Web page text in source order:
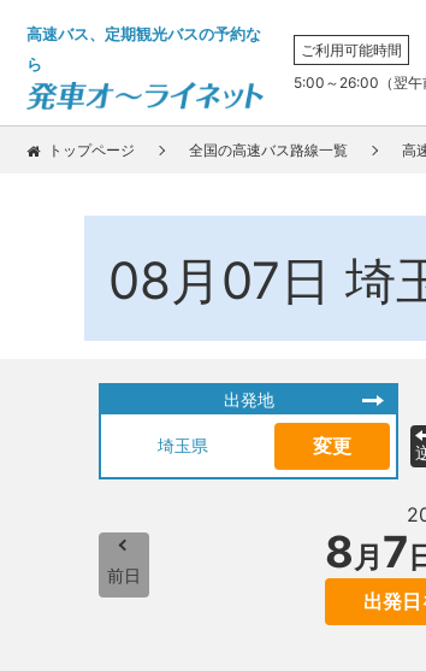
高速バス、定期観光バスの予約な
ら
ご利用可能時間
5:00～26:00（翌午
トップページ 全国の高速バス路線一覧 高
08月07日 埼
出発地
埼玉県 変更
前日 8月 7
出発